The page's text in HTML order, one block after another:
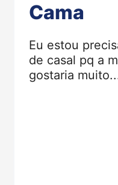
Cama
Eu estou
de casal pq a
gostaria